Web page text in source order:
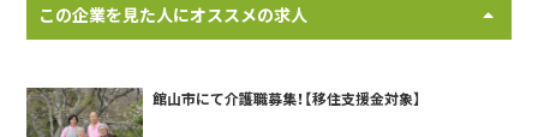
この企業を見た人にオススメの求人
館山市にて介護職募集！【移住支援金対象】